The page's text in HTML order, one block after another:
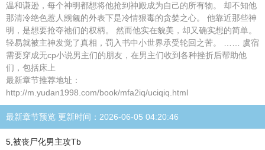
温和谦逊，每个神明都想将他抢到神殿成为自己的所有物。 却不知他
那清冷绝色惹人觊觎的外表下是冷情狠毒的贪婪之心。 他靠近那些神
明，是想要抢夺祂们的权柄。 然而他实在貌美，却又确实想的简单。
轻易就被主神发觉了真相，罚入书中小世界承受轮回之苦。 …… 虞宿
需要穿成无cp小说男主们的朋友，在男主们收到各种挫折后帮助他
们，包括床上
最新章节推荐地址：
http://m.yudan1998.com/book/mfa2iq/uciqiq.html
最新章节预览 更新时间：2026-06-05 04:20:46
5,被丧尸化男主攻Tb